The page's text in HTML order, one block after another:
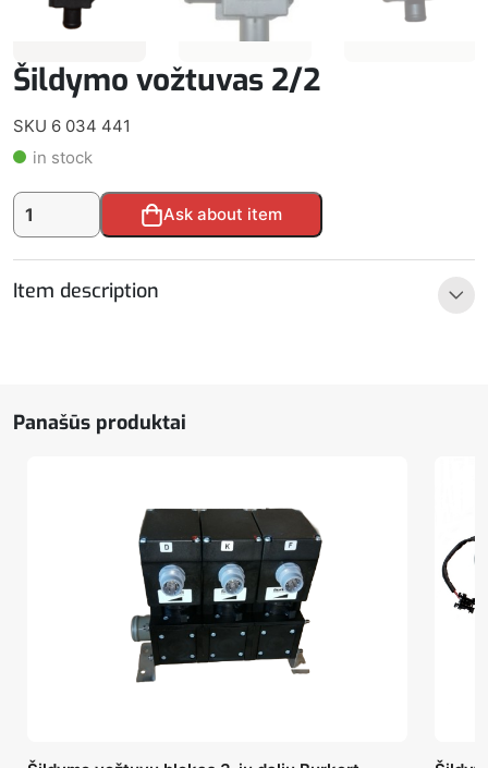
Šildymo vožtuvas 2/2
SKU 6 034 441
in stock
produkto
kiekis:
2/2
Ask about item
Alternative:
Item description
Panašūs produktai